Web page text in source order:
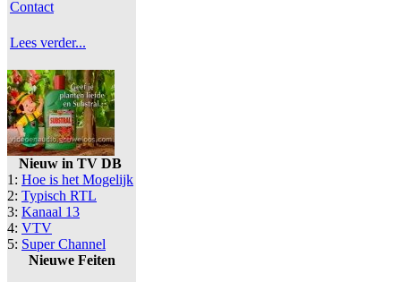
Contact
Lees verder...
Nieuw in TV DB
1: Hoe is het Mogelijk
2: Typisch RTL
3: Kanaal 13
4: VTV
5: Super Channel
Nieuwe Feiten